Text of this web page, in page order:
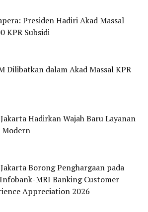
Presiden Hadiri Akad Massal
KPR Subsidi
Dilibatkan dalam Akad Massal KPR
Hadirkan Wajah Baru Layanan
Modern
Borong Penghargaan pada
MRI Banking Customer
Appreciation 2026